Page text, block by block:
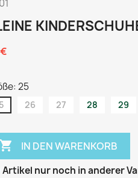
25
26 27 28 29
 IN DEN WARENKORB
Artikel nur noch in anderer